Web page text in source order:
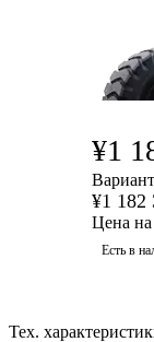
¥1
¥1 182
Цена
Есть в
Тех.